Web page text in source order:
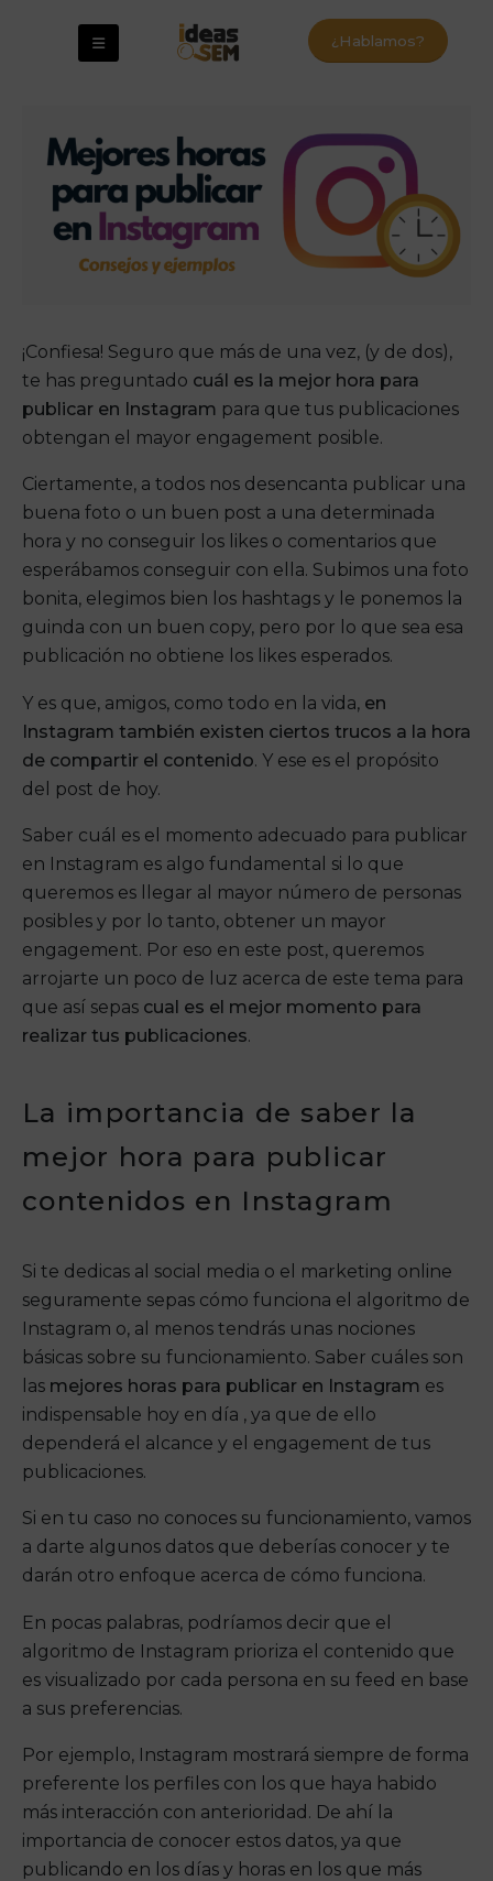
¿Hablamos?
¡Confiesa! Seguro que más de una vez, (y de dos),
te has preguntado cuál es la mejor hora para
publicar en Instagram para que tus publicaciones
obtengan el mayor engagement posible.
Ciertamente, a todos nos desencanta publicar una
buena foto o un buen post a una determinada
hora y no conseguir los likes o comentarios que
esperábamos conseguir con ella. Subimos una foto
bonita, elegimos bien los hashtags y le ponemos la
guinda con un buen copy, pero por lo que sea esa
publicación no obtiene los likes esperados.
Y es que, amigos, como todo en la vida, en
Instagram también existen ciertos trucos a la hora
de compartir el contenido. Y ese es el propósito
del post de hoy.
Saber cuál es el momento adecuado para publicar
en Instagram es algo fundamental si lo que
queremos es llegar al mayor número de personas
posibles y por lo tanto, obtener un mayor
engagement. Por eso en este post, queremos
arrojarte un poco de luz acerca de este tema para
que así sepas cual es el mejor momento para
realizar tus publicaciones.
La importancia de saber la
mejor hora para publicar
contenidos en Instagram
Si te dedicas al social media o el marketing online
seguramente sepas cómo funciona el algoritmo de
Instagram o, al menos tendrás unas nociones
básicas sobre su funcionamiento. Saber cuáles son
las mejores horas para publicar en Instagram es
indispensable hoy en día , ya que de ello
dependerá el alcance y el engagement de tus
publicaciones.
Si en tu caso no conoces su funcionamiento, vamos
a darte algunos datos que deberías conocer y te
darán otro enfoque acerca de cómo funciona.
En pocas palabras, podríamos decir que el
algoritmo de Instagram prioriza el contenido que
es visualizado por cada persona en su feed en base
a sus preferencias.
Por ejemplo, Instagram mostrará siempre de forma
preferente los perfiles con los que haya habido
más interacción con anterioridad. De ahí la
importancia de conocer estos datos, ya que
publicando en los días y horas en los que más